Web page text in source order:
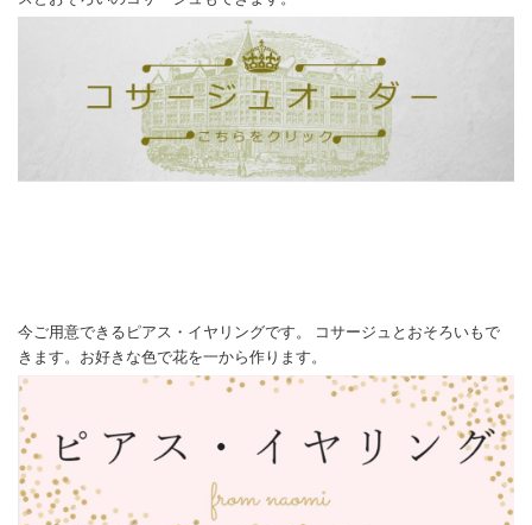
今ご用意できるピアス・イヤリングです。 コサージュとおそろいもで
きます。お好きな色で花を一から作ります。